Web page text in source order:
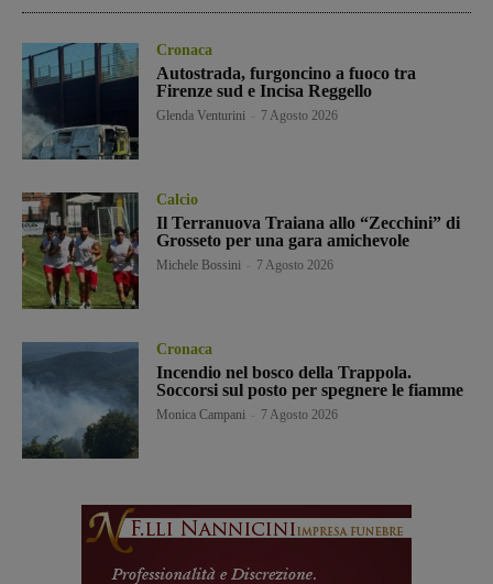
Cronaca
Autostrada, furgoncino a fuoco tra
Firenze sud e Incisa Reggello
Glenda Venturini 7 Agosto 2026
Calcio
Il Terranuova Traiana allo “Zecchini” di
Grosseto per una gara amichevole
Michele Bossini 7 Agosto 2026
Cronaca
Incendio nel bosco della Trappola.
Soccorsi sul posto per spegnere le fiamme
Monica Campani 7 Agosto 2026